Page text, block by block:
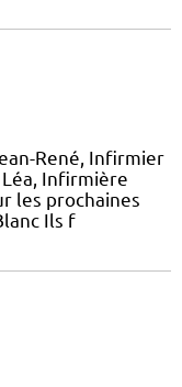
René, Infirmier
Infirmière
les prochaines
Ils f